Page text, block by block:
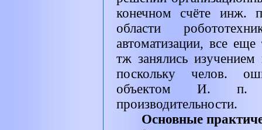
конечном счёте инж.
области
автоматизации, все
тж занялись изучением
поскольку челов.
объектом И. п.
производительности.
Основные